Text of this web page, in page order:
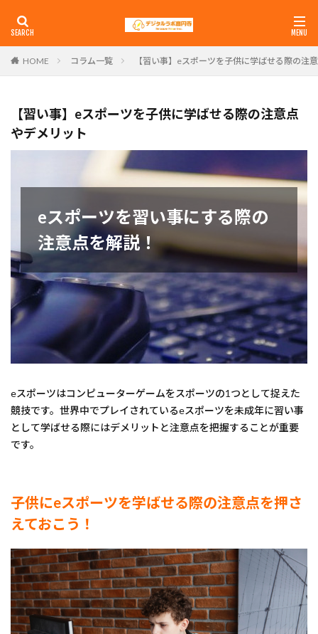
HOME コラム一覧 【習い事】eスポーツを子供に学ばせる際の注
【習い事】eスポーツを子供に学ばせる際の注意点
やデメリット
eスポーツを習い事にする際の
注意点を解説！
eスポーツはコンピューターゲームをスポーツの1つとして捉えた
競技です。世界中でプレイされているeスポーツを未成年に習い事
として学ばせる際にはデメリットと注意点を把握することが重要
です。
子供にeスポーツを学ばせる際の注意点を押さ
えておこう！